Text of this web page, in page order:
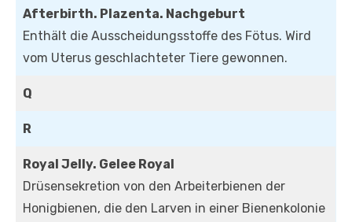
Afterbirth. Plazenta. Nachgeburt
Enthält die Ausscheidungsstoffe des Fötus. Wird
vom Uterus geschlachteter Tiere gewonnen.
Q
R
Royal Jelly. Gelee Royal
Drüsensekretion von den Arbeiterbienen der
Honigbienen, die den Larven in einer Bienenkolonie